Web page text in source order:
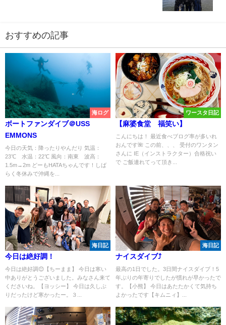
おすすめの記事
海ログ
ボートファンダイブ＠USS
EMMONS
今日の天気：降ったりやんだり 気温：
23℃ 水温：22℃ 風向：南東 波高：
1.5m→2m どーもHATAちゃんです！しば
らく冬休みで沖縄を...
ワースタ日記
【麻婆食堂 福笑い】
こんにちは！ 最近食べブログ率が多いれ
おんです🌺 この前、、、 受付のワンタン
さんに IE（インストラクター）合格祝い
で ご飯連れてって頂き...
海日記
今日は絶好調！
今日は絶好調😊【ちーまま】 今日は寒い
中ありがとうございました。みなさん来て
くださいね。【ヨッシー】 今日は久しぶ
りだったけど寒かったー。３...
海日記
ナイスダイブ⤴
最高の1日でした。3日間ナイスダイブ！5
年ぶりの年寄りでしたが慣れが早かったで
す。【小熊】 今日はあたたかくて気持ち
よかったです【キムニィ】...